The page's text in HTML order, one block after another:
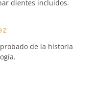
dientes incluidos.
de la historia